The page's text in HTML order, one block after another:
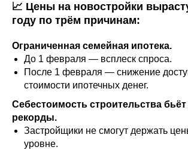
📈 Цены на новостройки
году по трём причинам:
Ограниченная семейная ипотека.
До 1 февраля — всплеск спроса.
После 1 февраля — снижение
стоимости ипотечных денег.
Себестоимость строительства
рекорды.
Застройщики не смогут держать
уровне.